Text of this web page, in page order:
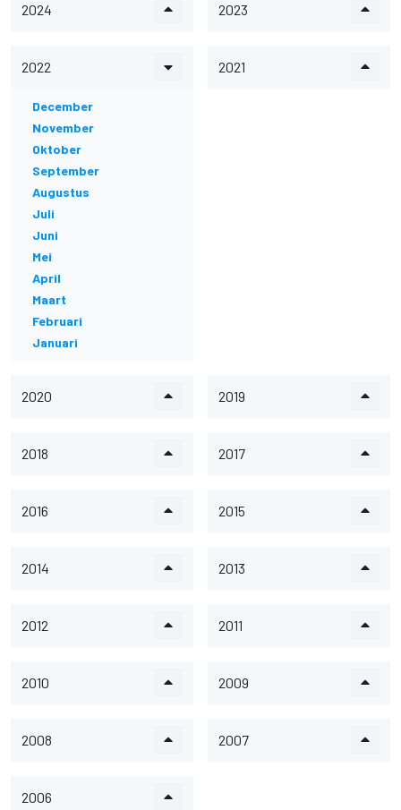
2024 2023
2022
December
November
Oktober
September
Augustus
Juli
Juni
Mei
April
Maart
Februari
Januari
2021
2020 2019
2018 2017
2016 2015
2014 2013
2012 2011
2010 2009
2008 2007
2006